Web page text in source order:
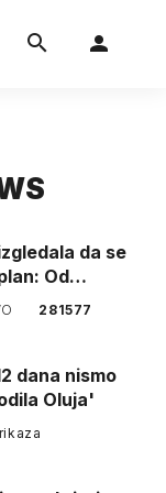
da se
Od
281577
dana nismo
Oluja'